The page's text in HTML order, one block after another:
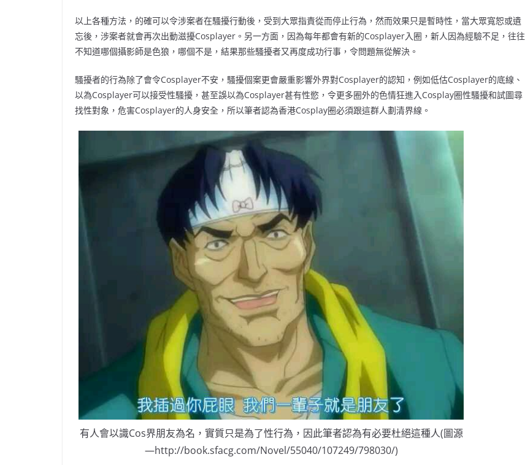
以上各種方法，的確可以令涉案者在騷擾行動後，受到大眾指責從而停止行為，然而效果只是暫時性，當大眾寬恕或遺
忘後，涉案者就會再次出動滋擾Cosplayer。另一方面，因為每年都會有新的Cosplayer入圈，新人因為經驗不足，往往
不知道哪個攝影師是色狼，哪個不是，結果那些騷擾者又再度成功行事，令問題無從解決。
騷擾者的行為除了會令Cosplayer不安，騷擾個案更會嚴重影響外界對Cosplayer的認知，例如低估Cosplayer的底線、
以為Cosplayer可以接受性騷擾，甚至誤以為Cosplayer甚有性慾，令更多圈外的色情狂進入Cosplay圈性騷擾和試圖尋
找性對象，危害Cosplayer的人身安全，所以筆者認為香港Cosplay圈必須跟這群人劃清界線。
有人會以識Cos界朋友為名，實質只是為了性行為，因此筆者認為有必要杜絕這種人(圖源
—http://book.sfacg.com/Novel/55040/107249/798030/)